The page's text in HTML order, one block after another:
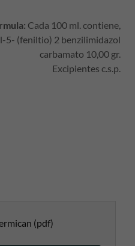
Cada 100 ml. contiene,
5- (feniltio) 2 benzilimidazol
carbamato 10,00 gr.
Excipientes c.s.p.
(pdf)